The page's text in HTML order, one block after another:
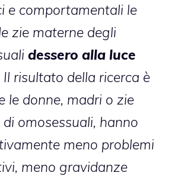
e comportamentali le
zie materne degli
dessero alla luce
Il risultato della ricerca è
le donne, madri o zie
omosessuali, hanno
meno problemi
meno gravidanze